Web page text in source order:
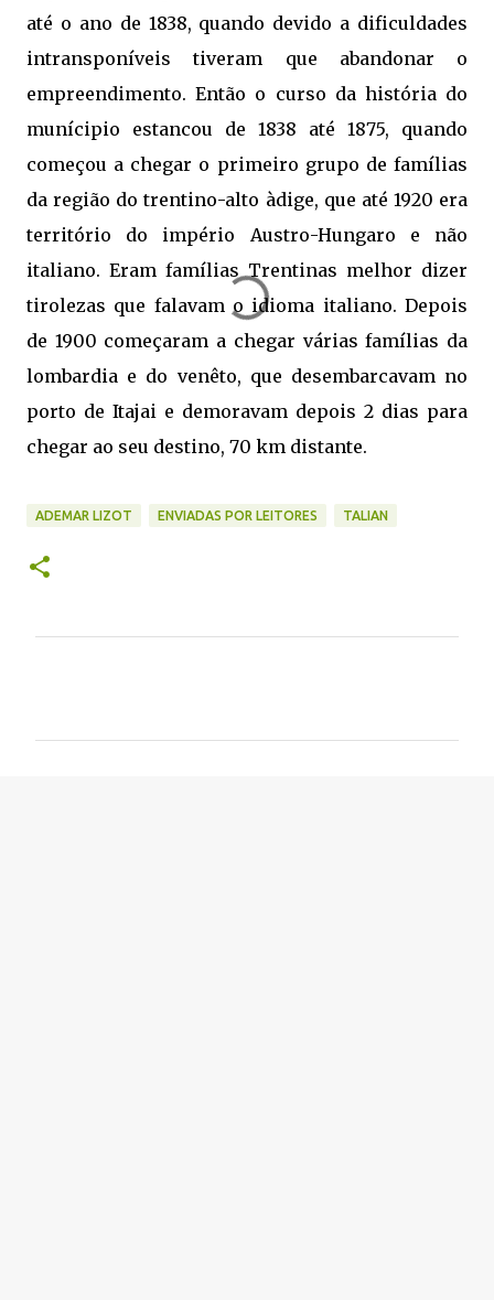
até o ano de 1838, quando devido a dificuldades
intransponíveis tiveram que abandonar o
empreendimento. Então o curso da história do
munícipio estancou de 1838 até 1875, quando
começou a chegar o primeiro grupo de famílias
da região do trentino-alto àdige, que até 1920 era
território do império Austro-Hungaro e não
italiano. Eram famílias Trentinas melhor dizer
tirolezas que falavam o idioma italiano. Depois
de 1900 começaram a chegar várias famílias da
lombardia e do venêto, que desembarcavam no
porto de Itajai e demoravam depois 2 dias para
chegar ao seu destino, 70 km distante.
ADEMAR LIZOT ENVIADAS POR LEITORES TALIAN